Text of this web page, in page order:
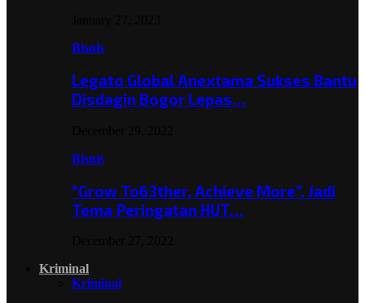
Bisnis
Legato Global Anextama Sukses Bantu
Disdagin Bogor Lepas…
Bisnis
“Grow To63ther, Achieve More”, Jadi
Tema Peringatan HUT…
Kriminal
Kriminal